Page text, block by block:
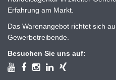
Erfahrung am Markt.
Das Warenangebot richtet sich
Gewerbetreibende.
Besuchen Sie uns auf: